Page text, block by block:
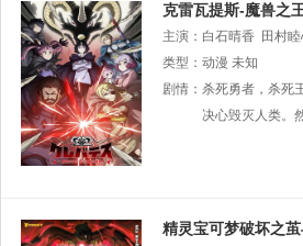
克雷瓦提斯-魔兽之
主演： 白石晴香 田村
类型： 动漫 未知
剧情： 杀死勇者，杀死
决心毁灭人类。
精灵宝可梦破坏之